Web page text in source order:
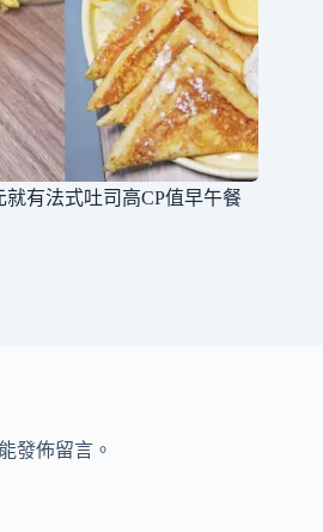
有法式吐司高CP值早午餐
發佈留言。